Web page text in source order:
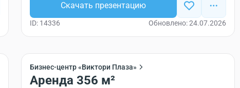
Скачать презентацию
ID: 14336 Обновлено: 24.07.2026
Бизнес-центр «Виктори Плаза»
Аренда 356 м²